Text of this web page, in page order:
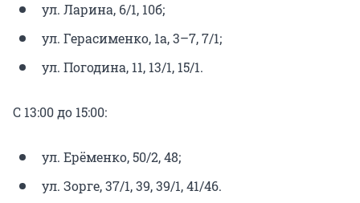
ул. Ларина, 6/1, 10б;
ул. Герасименко, 1а, 3–7, 7/1;
ул. Погодина, 11, 13/1, 15/1.
С 13:00 до 15:00:
ул. Ерёменко, 50/2, 48;
ул. Зорге, 37/1, 39, 39/1, 41/46.